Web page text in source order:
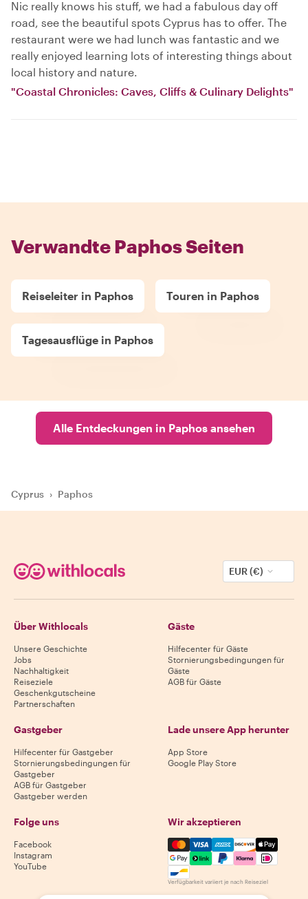
Nic really knows his stuff, we had a fabulous day off
road, see the beautiful spots Cyprus has to offer. The
restaurant were we had lunch was fantastic and we
really enjoyed learning lots of interesting things about
local history and nature.
"Coastal Chronicles: Caves, Cliffs & Culinary Delights"
Verwandte Paphos Seiten
Reiseleiter in Paphos Touren in Paphos
Tagesausflüge in Paphos
Alle Entdeckungen in Paphos ansehen
Cyprus › Paphos
EUR (€)
Über Withlocals
Unsere Geschichte
Jobs
Nachhaltigkeit
Reiseziele
Geschenkgutscheine
Partnerschaften
Gäste
Hilfecenter für Gäste
Stornierungsbedingungen für
Gäste
AGB für Gäste
Gastgeber
Hilfecenter für Gastgeber
Stornierungsbedingungen für
Gastgeber
AGB für Gastgeber
Gastgeber werden
Lade unsere App herunter
App Store
Google Play Store
Folge uns
Facebook
Instagram
YouTube
Wir akzeptieren
Mastercard, Visa, Amex,
Verfügbarkeit variiert je nach Reiseziel